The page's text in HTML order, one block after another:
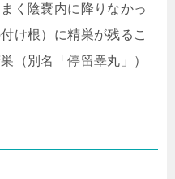
く陰嚢内に降りなかっ
け根）に精巣が残るこ
（別名「停留睾丸」）